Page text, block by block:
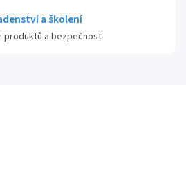
a školení
produktů a bezpečnost